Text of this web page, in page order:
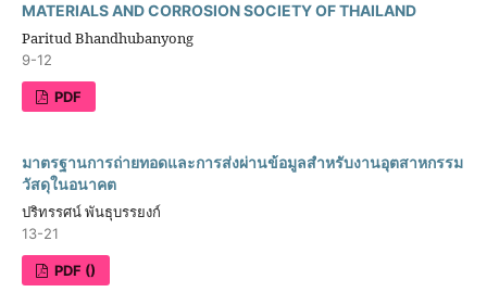
MATERIALS AND CORROSION SOCIETY OF THAILAND
Paritud Bhandhubanyong
9-12
PDF
มาตรฐานการถ่ายทอดและการส่งผ่านข้อมูลสำหรับงานอุตสาหกรรม
วัสดุในอนาคต
ปริทรรศน์ พันธุบรรยงก์
13-21
PDF ()